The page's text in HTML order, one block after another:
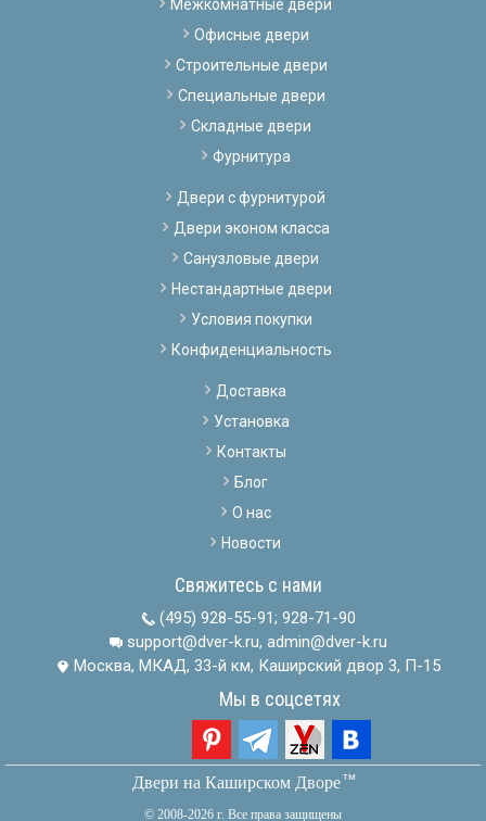
Межкомнатные двери
Офисные двери
Строительные двери
Специальные двери
Складные двери
Фурнитура
Двери с фурнитурой
Двери эконом класса
Санузловые двери
Нестандартные двери
Условия покупки
Конфиденциальность
Доставка
Установка
Контакты
Блог
О нас
Новости
Свяжитесь с нами
(495) 928-55-91; 928-71-90
support@dver-k.ru, admin@dver-k.ru
Москва, МКАД, 33-й км, Каширский двор 3, П-15
Мы в соцсетях
Двери на Каширском Дворетм
© 2008-2026 г. Все права защищены